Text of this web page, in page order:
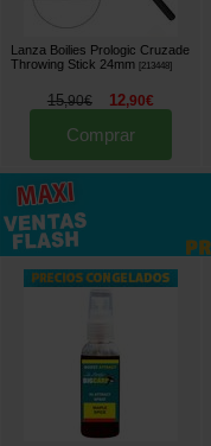
Lanza Boilies Prologic Cruzade
Throwing Stick 24mm [213448]
15,90€ 12,90€
Comprar